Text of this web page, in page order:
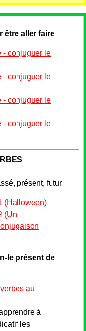
être aller faire
- conjuguer le
- conjuguer le
- conjuguer le
- conjuguer le
présent, futur
(Halloween)
(Un
le présent de
au
à
les